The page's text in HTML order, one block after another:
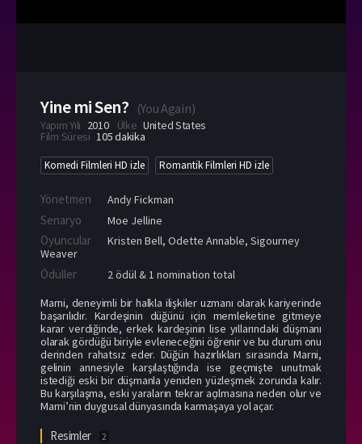
Yine mi Sen? (You Again)
Yapım Yılı 2010 Ülke United States
Film Süresi 105 dakika
Komedi Filmleri HD izle Romantik Filmleri HD izle
Yönetmen Andy Fickman
Senaryo Moe Jelline
Oyuncular Kristen Bell, Odette Annable, Sigourney
Weaver
Ödüller
2 ödül & 1 nomination total
Marni, deneyimli bir halkla ilişkiler uzmanı olarak kariyerinde
başarılıdır. Kardeşinin düğünü için memleketine gitmeye
karar verdiğinde, erkek kardeşinin lise yıllarındaki düşmanı
olarak gördüğü biriyle evleneceğini öğrenir ve bu durum onu
derinden rahatsız eder. Düğün hazırlıkları sırasında Marni,
gelinin annesiyle karşılaştığında ise geçmişte unutmak
istediği eski bir düşmanla yeniden yüzleşmek zorunda kalır.
Bu karşılaşma, eski yaraların tekrar açılmasına neden olur ve
Marni’nin duygusal dünyasında karmaşaya yol açar.
Resimler 2